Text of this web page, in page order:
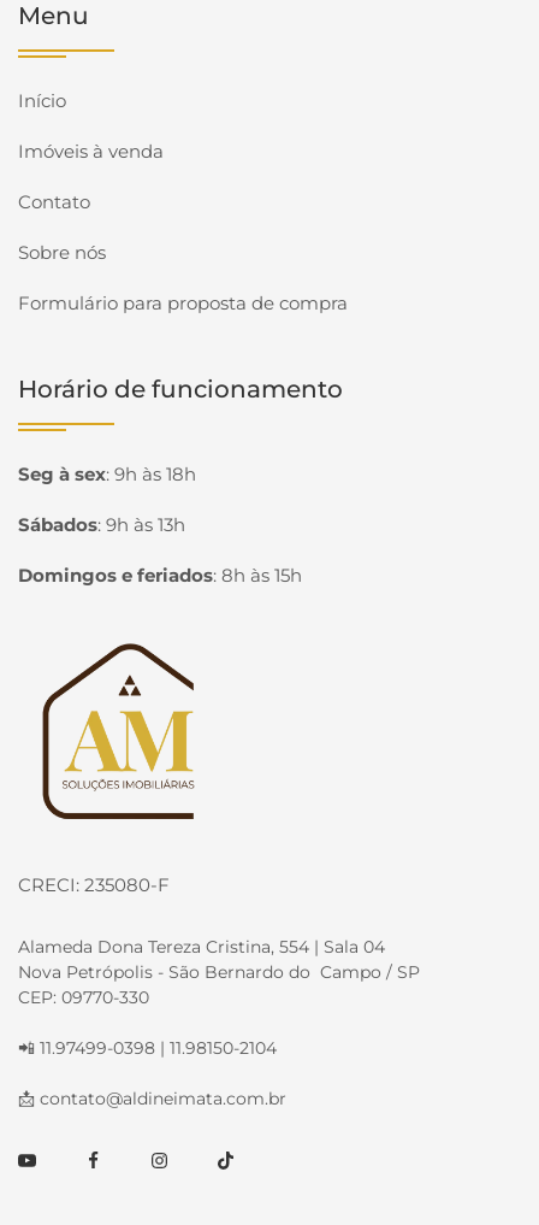
Menu
Início
Imóveis à venda
Contato
Sobre nós
Formulário para proposta de compra
Horário de funcionamento
Seg à sex: 9h às 18h
Sábados: 9h às 13h
Domingos e feriados: 8h às 15h
Página inicial
CRECI: 235080-F
Alameda Dona Tereza Cristina, 554 | Sala 04
Nova Petrópolis - São Bernardo do Campo / SP
CEP: 09770-330
📲 11.97499-0398 | 11.98150-2104
📩 contato@aldineimata.com.br
YoutubeFacebookInstagramTikTok